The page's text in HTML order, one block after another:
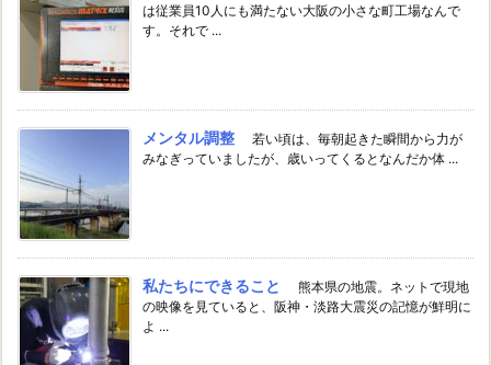
は従業員10人にも満たない大阪の小さな町工場なんで
す。それで ...
メンタル調整
若い頃は、毎朝起きた瞬間から力が
みなぎっていましたが、歳いってくるとなんだか体 ...
私たちにできること
熊本県の地震。ネットで現地
の映像を見ていると、阪神・淡路大震災の記憶が鮮明に
よ ...